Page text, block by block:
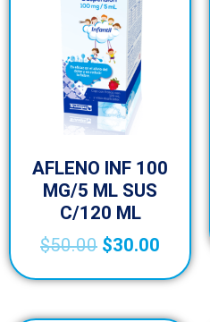
AFLENO INF 100
MG/5 ML SUS
C/120 ML
$50.00 $30.00